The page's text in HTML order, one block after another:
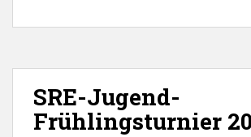
SRE-Jugend-
Frühlingsturnier